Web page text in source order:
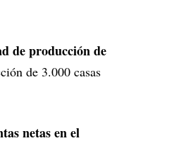
de producción de
de 3.000 casas
netas en el